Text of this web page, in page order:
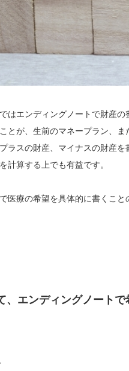
はエンディングノートで財産
とが、生前のマネープラン、
ラスの財産、マイナスの財産
計算する上でも有益です。
医療の希望を具体的に書くこ
、エンディングノートで